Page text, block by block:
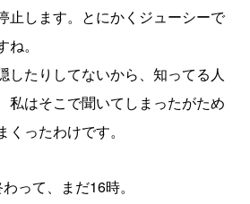
止します。とにかくジューシーで
。
したりしてないから、知ってる人
私はそこで聞いてしまったがため
ったわけです。
って、まだ16時。